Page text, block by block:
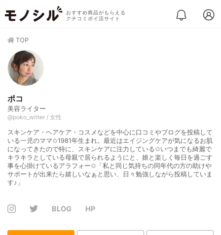
おすすめ商品がもらえる
クチコミポイ活サイト
TOP
ポコ
美容ライター
@poko_writer / 女性
スキンケア・ヘアケア・コスメなどを中心に口コミやブログを投稿して
いる一児のママ✩1981年生まれ。最近はエイジングケアが気になるお肌
になってきたので特に、スキンケアに注力している✩いつまでも綺麗で
キラキラとしている母親で居られるようにと、娘と楽しく毎日を過ごす
事を心掛けているアラフォー✩「私と同じ気持ちの同年代の方の助けや
サポートが出来たら嬉しいなぁと思い、日々勉強しながら投稿していま
す♪」
BLOG HP